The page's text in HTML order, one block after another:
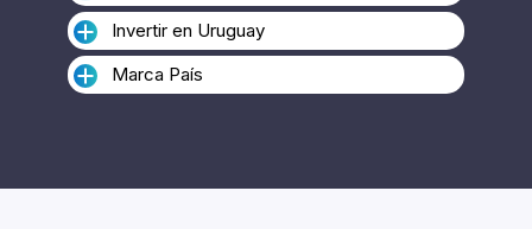
Invertir en Uruguay
Marca País